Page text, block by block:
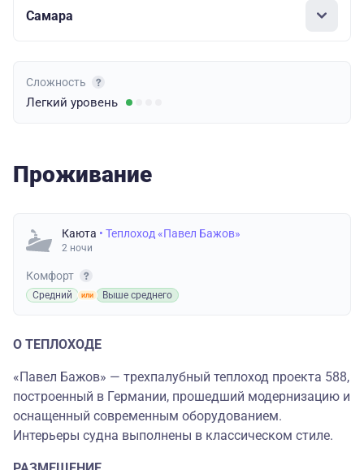
Самара
Сложность
Легкий уровень
Проживание
Каюта • Теплоход «Павел Бажов»
2 ночи
Комфорт
Средний Выше среднего
О ТЕПЛОХОДЕ
«Павел Бажов» — трехпалубный теплоход проекта 588,
построенный в Германии, прошедший модернизацию и
оснащенный современным оборудованием.
Интерьеры судна выполнены в классическом стиле.